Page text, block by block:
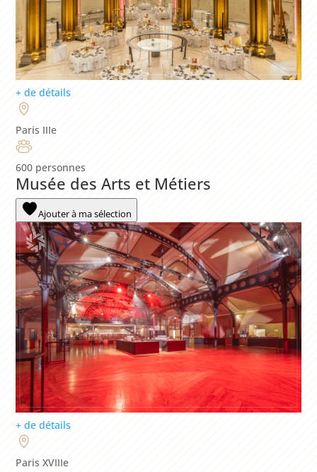
+ de détails
Paris IIIe
600 personnes
Musée des Arts et Métiers
Ajouter à ma sélection
+ de détails
Paris XVIIIe